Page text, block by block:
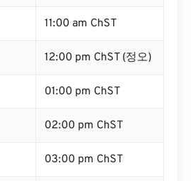
11:00 am ChST
12:00 pm ChST (정오)
01:00 pm ChST
02:00 pm ChST
03:00 pm ChST